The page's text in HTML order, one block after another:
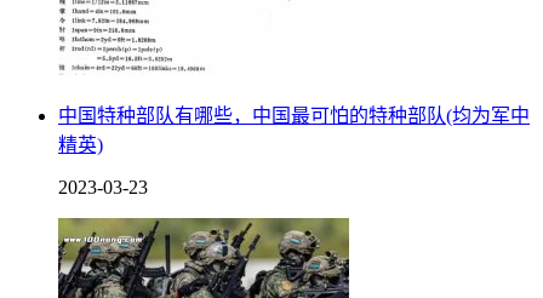
中国特种部队有哪些，中国最可怕的特种部队(均为军中
精英)
2023-03-23